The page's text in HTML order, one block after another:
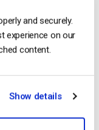
and securely.
experience on our
content.
Show details